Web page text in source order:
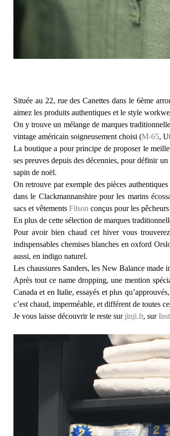
Située au 22, rue des Canettes dans le 6ème
aimez les produits authentiques et le style
On y trouve un mélange de marques
vintage américain soigneusement choisi (M-65,
La boutique a pour principe de proposer le
ses preuves depuis des décennies, pour définir
sapin de noël.
On retrouve par exemple des pièces
dans le Clackmannanshire pour les marins
sacs et vêtements Filson conçus pour les
En plus de cette sélection de marques
Pour avoir bien chaud cet hiver vous
indispensables chemises blanches en oxford
aussi, en indigo naturel.
Les chaussures Sanders, les New Balance
Après tout ce name dropping, une mention
Canada et en Italie, essayés et plus
c’est chaud, imperméable, et différent de toutes
Je vous laisse découvrir le reste sur jinji.fr, sur